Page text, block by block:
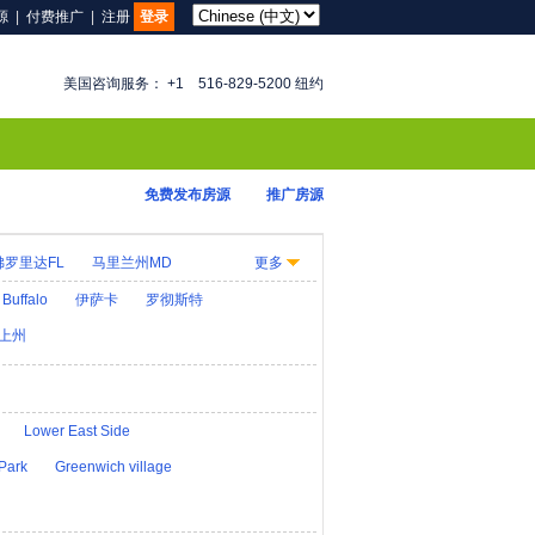
付费推广 注册 登录
美国咨询服务： +1 516-829-5200 纽约
免费发布房源 推广房源
罗里达FL 马里兰州MD
路易斯安那LA 缅因州ME
纳MT
俄亥俄州OH
更多
Buffalo 伊萨卡 罗彻斯特
州
Lower East Side
Greenwich village